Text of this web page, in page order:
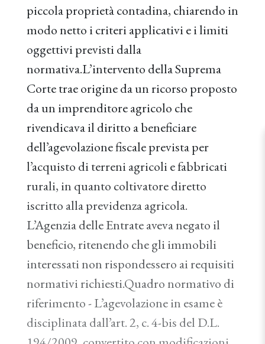
piccola proprietà contadina, chiarendo in
modo netto i criteri applicativi e i limiti
oggettivi previsti dalla
normativa.L’intervento della Suprema
Corte trae origine da un ricorso proposto
da un imprenditore agricolo che
rivendicava il diritto a beneficiare
dell’agevolazione fiscale prevista per
l’acquisto di terreni agricoli e fabbricati
rurali, in quanto coltivatore diretto
iscritto alla previdenza agricola.
L’Agenzia delle Entrate aveva negato il
beneficio, ritenendo che gli immobili
interessati non rispondessero ai requisiti
normativi richiesti.Quadro normativo di
riferimento - L’agevolazione in esame è
disciplinata dall’art. 2, c. 4-bis del D.L.